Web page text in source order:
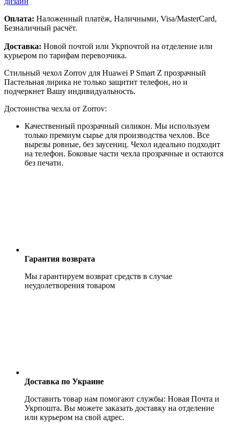
Оплата: Наложенный платёж, Наличными, Visa/MasterCard,
Безналичный расчёт.
Доставка: Новой почтой или Укрпочтой на отделение или
курьером по тарифам перевозчика.
Стильный чехол Zorrov для Huawei P Smart Z прозрачный
Пастельная лирика не только защитит телефон, но и
подчеркнет Вашу индивидуальность.
Достоинства чехла от Zorrov:
Качественный прозрачный силикон. Мы используем
только премиум сырье для производства чехлов. Все
вырезы ровные, без заусениц. Чехол идеально подходит
на телефон. Боковые части чехла прозрачные и остаются
без печати.
Гарантия возврата
Мы гарантируем возврат средств в случае
неудолетворения товаром
Доставка по Украине
Доставить товар нам помогают службы: Новая Почта и
Укрпошта. Вы можете заказать доставку на отделение
или курьером на свой адрес.